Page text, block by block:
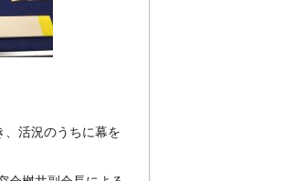
活況のうちに幕を